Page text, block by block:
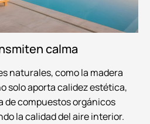
calma
naturales, como la madera
solo aporta calidez estética,
de compuestos orgánicos
la calidad del aire interior.